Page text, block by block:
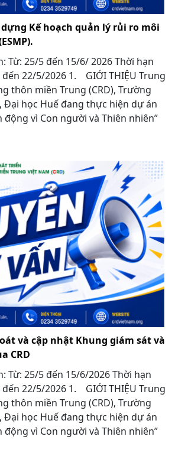
Kế hoạch quản lý rủi ro môi
Từ: 25/5 đến 15/6/ 2026 Thời hạn
22/5/2026 1. GIỚI THIỆU Trung
thôn miền Trung (CRD), Trường
Đại học Huế đang thực hiện dự án
động vì Con người và Thiên nhiên”
và cập nhật Khung giám sát và
CRD
Từ: 25/5 đến 15/6/2026 Thời hạn
22/5/2026 1. GIỚI THIỆU Trung
thôn miền Trung (CRD), Trường
Đại học Huế đang thực hiện dự án
động vì Con người và Thiên nhiên”